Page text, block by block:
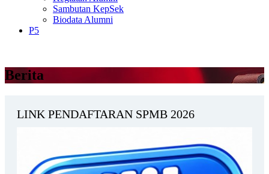
Sambutan KepSek
Biodata Alumni
P5
Berita
LINK PENDAFTARAN SPMB 2026